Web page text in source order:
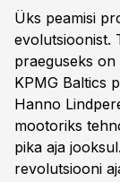
Üks peamisi
evolutsioonist.
praeguseks
KPMG Baltics
Hanno
mootoriks
pika aja
revolutsiooni